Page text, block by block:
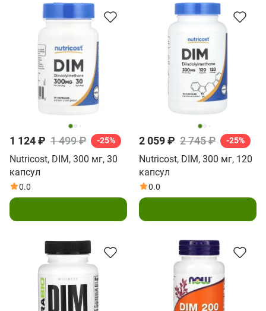
1 124 ₽ 1 499 ₽ -25%
Nutricost, DIM, 300 мг, 30
капсул
0.0
2 059 ₽ 2 745 ₽ -25%
Nutricost, DIM, 300 мг, 120
капсул
0.0